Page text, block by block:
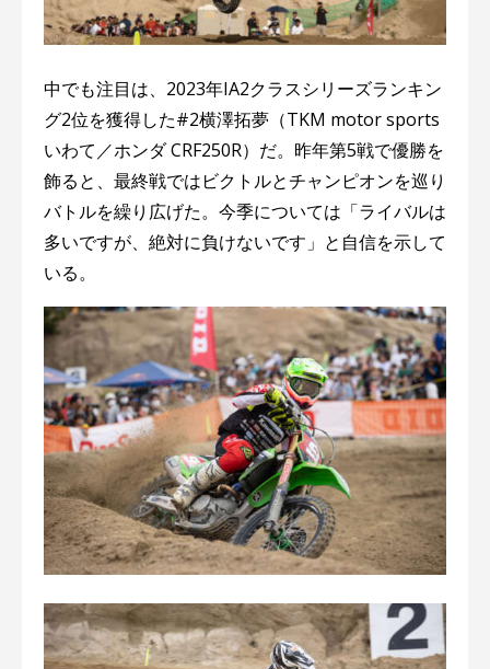
中でも注目は、2023年IA2クラスシリーズランキン
グ2位を獲得した#2横澤拓夢（TKM motor sports
いわて／ホンダ CRF250R）だ。昨年第5戦で優勝を
飾ると、最終戦ではビクトルとチャンピオンを巡り
バトルを繰り広げた。今季については「ライバルは
多いですが、絶対に負けないです」と自信を示して
いる。